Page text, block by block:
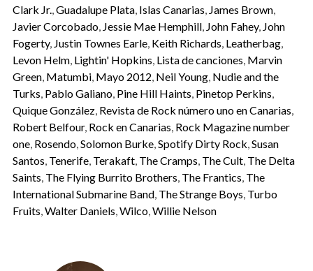
Clark Jr.,Guadalupe Plata, Islas Canarias, James Brown,
Javier Corcobado, Jessie Mae Hemphill, John Fahey, John
Fogerty, Justin Townes Earle, Keith Richards, Leatherbag,
Levon Helm, Lightin' Hopkins, Lista de canciones, Marvin
Green, Matumbi, Mayo 2012, Neil Young, Nudie and the
Turks, Pablo Galiano, Pine Hill Haints, Pinetop Perkins,
Quique González, Revista de Rock número uno en Canarias,
Robert Belfour, Rock en Canarias, Rock Magazine number
one, Rosendo,Solomon Burke,Spotify Dirty Rock,Susan
Santos, Tenerife, Terakaft, The Cramps, The Cult, The Delta
Saints, The Flying Burrito Brothers, The Frantics, The
International Submarine Band, The Strange Boys, Turbo
Fruits,Walter Daniels,Wilco,Willie Nelson